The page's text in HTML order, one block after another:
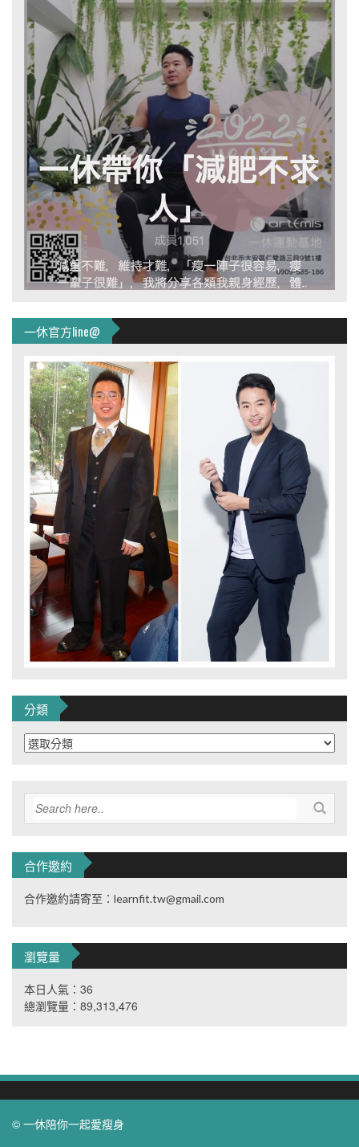
一休官方line@
分類
分
類
合作邀約
合作邀約請寄至：learnfit.tw@gmail.com
瀏覽量
本日人氣：36
總瀏覽量：89,313,476
© 一休陪你一起愛瘦身